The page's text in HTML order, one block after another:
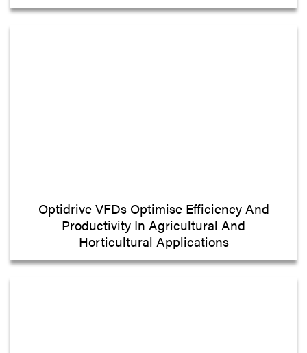
Optidrive VFDs Optimise Efficiency And
Productivity In Agricultural And
Horticultural Applications